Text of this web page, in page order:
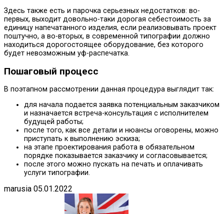
Здесь также есть и парочка серьезных недостатков: во-
первых, выходит довольно-таки дорогая себестоимость за
единицу напечатанного изделия, если реализовывать проект
поштучно, а во-вторых, в современной типографии должно
находиться дорогостоящее оборудование, без которого
будет невозможным уф-распечатка.
Пошаговый процесс
В поэтапном рассмотрении данная процедура выглядит так:
для начала подается заявка потенциальным заказчиком
и назначается встреча-консультация с исполнителем
будущей работы;
после того, как все детали и нюансы оговорены, можно
приступать к выполнению эскиза;
на этапе проектирования работа в обязательном
порядке показывается заказчику и согласовывается;
после этого можно пускать на печать и оплачивать
услуги типографии.
marusia 05.01.2022